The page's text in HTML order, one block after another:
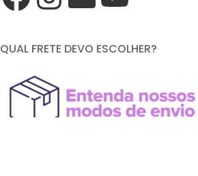
QUAL FRETE DEVO ESCOLHER?